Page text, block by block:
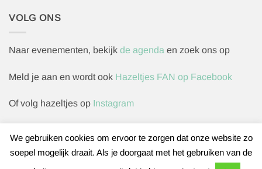
VOLG ONS
Naar evenementen, bekijk de agenda en zoek ons op
Meld je aan en wordt ook Hazeltjes FAN op Facebook
Of volg hazeltjes op Instagram
Herroepingsverzoek indienen
We gebruiken cookies om ervoor te zorgen dat onze website zo
soepel mogelijk draait. Als je doorgaat met het gebruiken van de